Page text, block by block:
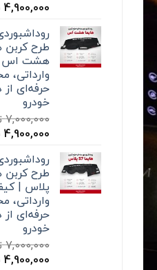
قیمت
بود.
4,900,000
طرح کربن
هشت اس
وارداتی،
حرفه‌ای از
خودرو
7,000,000
قیمت
بود.
4,900,000
پلاس |
وارداتی،
حرفه‌ای از
خودرو
7,000,000
قیمت
4,900,000